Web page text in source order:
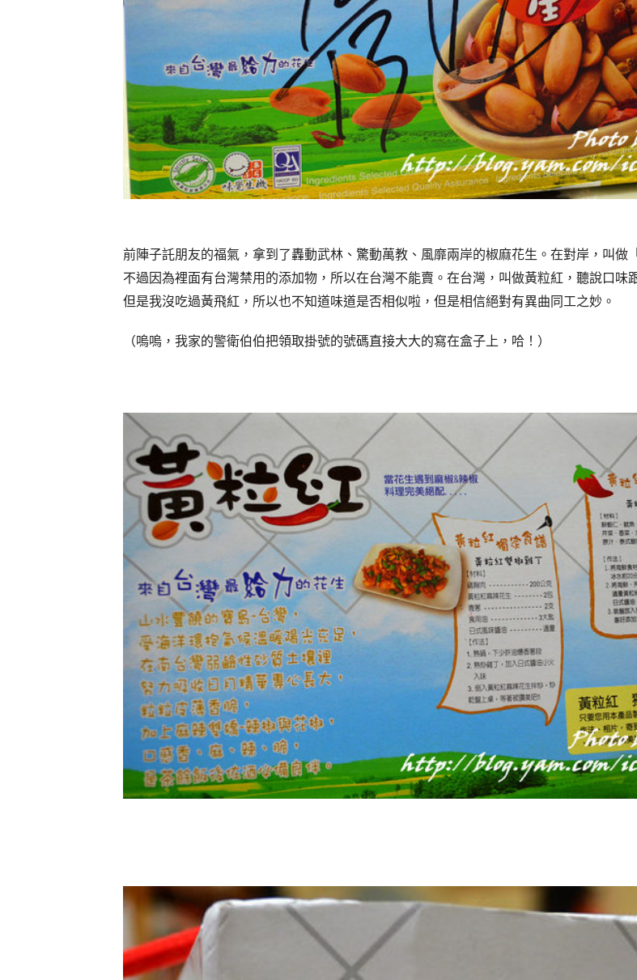
前陣子託朋友的福氣，拿到了轟動武林、驚動萬教、風靡兩岸的椒麻花生。在對岸，叫做
不過因為裡面有台灣禁用的添加物，所以在台灣不能賣。在台灣，叫做黃粒紅，聽說口味
但是我沒吃過黃飛紅，所以也不知道味道是否相似啦，但是相信絕對有異曲同工之妙。
（嗚嗚，我家的警衛伯伯把領取掛號的號碼直接大大的寫在盒子上，哈！）